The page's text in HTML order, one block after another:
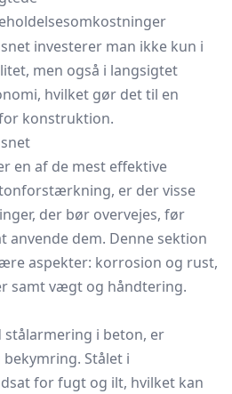
investerer man ikke kun i
men også i langsigtet
hvilket gør det til en
konstruktion.
en af de mest effektive
er der visse
der bør overvejes, før
anvende dem. Denne sektion
aspekter: korrosion og rust,
samt vægt og håndtering.
stålarmering i beton, er
Stålet i
for fugt og ilt, hvilket kan